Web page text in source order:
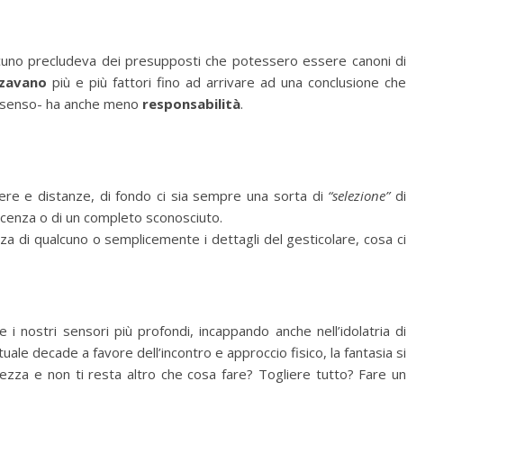
precludeva dei presupposti che potessero essere canoni di
più e più fattori fino ad arrivare ad una conclusione che
ha anche meno responsabilità.
e distanze, di fondo ci sia sempre una sorta di “selezione”di
o di un completo sconosciuto.
di qualcuno o semplicemente i dettagli del gesticolare, cosa ci
i nostri sensori più profondi, incappando anche nell’idolatria di
decade a favore dell’incontro e approccio fisico, la fantasia si
e non ti resta altro che cosa fare? Togliere tutto? Fare un